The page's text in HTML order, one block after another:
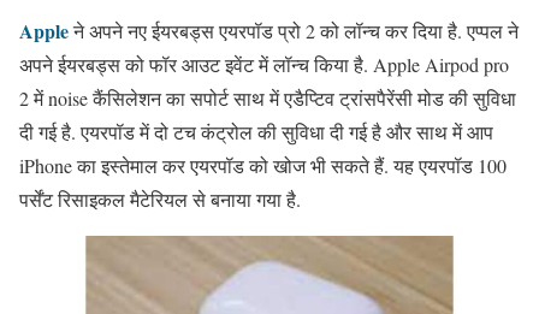
Appleने अपने नए ईयरबड्स एयरपॉड प्रो 2 को लॉन्च कर दिया है. एप्पल ने
अपने ईयरबड्स को फॉर आउट इवेंट में लॉन्च किया है. Apple Airpod pro
2 में noise कैंसिलेशन का सपोर्ट साथ में एडैप्टिव ट्रांसपैरेंसी मोड की सुविधा
दी गई है. एयरपॉड में दो टच कंट्रोल की सुविधा दी गई है और साथ में आप
iPhone का इस्तेमाल कर एयरपॉड को खोज भी सकते हैं. यह एयरपॉड 100
पर्सेंट रिसाइकल मैटेरियल से बनाया गया है.